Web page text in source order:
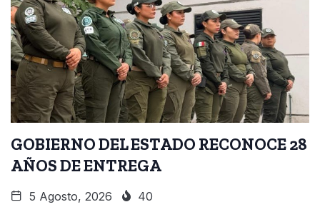
GOBIERNO DEL ESTADO RECONOCE 28
AÑOS DE ENTREGA
5 Agosto, 2026 40